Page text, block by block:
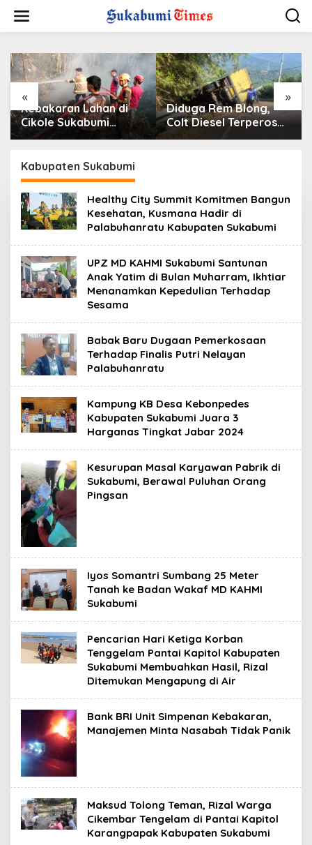
w
« »
Kebakaran Lahan di
Cikole Sukabumi
Diduga Dipicu
Api Nyaris Merambat
ke Permukiman
Diduga Rem Blong,
Colt Diesel Terperosok
di Tikungan Cikidang
Kabupaten Sukabumi
Healthy City Summit Komitmen Bangun
Kesehatan, Kusmana Hadir di
Palabuhanratu Kabupaten Sukabumi
UPZ MD KAHMI Sukabumi Santunan
Anak Yatim di Bulan Muharram, Ikhtiar
Menanamkan Kepedulian Terhadap
Sesama
Babak Baru Dugaan Pemerkosaan
Terhadap Finalis Putri Nelayan
Palabuhanratu
Kampung KB Desa Kebonpedes
Kabupaten Sukabumi Juara 3
Harganas Tingkat Jabar 2024
Kesurupan Masal Karyawan Pabrik di
Sukabumi, Berawal Puluhan Orang
Pingsan
Iyos Somantri Sumbang 25 Meter
Tanah ke Badan Wakaf MD KAHMI
Sukabumi
Pencarian Hari Ketiga Korban
Tenggelam Pantai Kapitol Kabupaten
Sukabumi Membuahkan Hasil, Rizal
Ditemukan Mengapung di Air
Bank BRI Unit Simpenan Kebakaran,
Manajemen Minta Nasabah Tidak Panik
Maksud Tolong Teman, Rizal Warga
Cikembar Tengelam di Pantai Kapitol
Karangpapak Kabupaten Sukabumi